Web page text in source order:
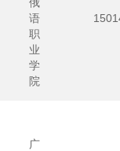
语
职
业
学
院
广